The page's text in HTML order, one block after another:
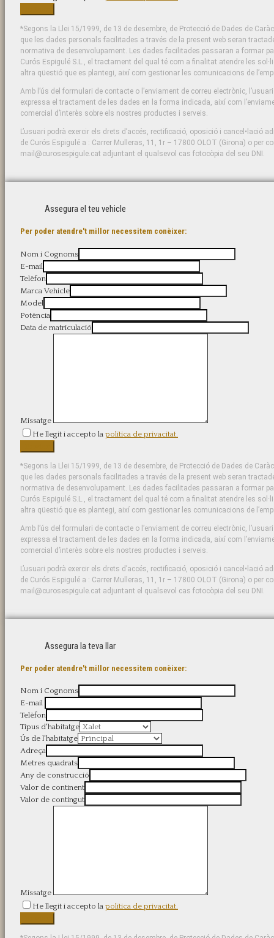
*Segons la Llei 15/1999, de 13 de desembre, de Protecció de Dades de
que les dades personals facilitades a través de la present web seran
normativa de desenvolupament. Les dades facilitades passaran a formar
Curós Espigulé S.L., el tractament del qual té com a finalitat atendre les
altra qüestió que es plantegi, així com gestionar les comunicacions de
Amb l’ús del formulari de contacte o l’enviament de correu electrònic,
expressa el tractament de les dades en la forma indicada, així com
comercial d’interès sobre els nostres productes i serveis.
L’usuari podrà exercir els drets d’accés, rectificació, oposició i cancel•lació
de Curós Espigulé a : Carrer Mulleras, 11, 1r – 17800 OLOT (Girona) o per
mail@curosespigule.cat adjuntant el qualsevol cas fotocòpia del seu DNI.
Assegura el teu vehicle
Per poder atendre't millor necessitem conèixer:
Nom i Cognoms
E-mail
Telèfon
Marca Vehicle
Model
Potència
Data de matriculació
Missatge
He llegit i accepto la política de privacitat.
*Segons la Llei 15/1999, de 13 de desembre, de Protecció de Dades de
que les dades personals facilitades a través de la present web seran
normativa de desenvolupament. Les dades facilitades passaran a formar
Curós Espigulé S.L., el tractament del qual té com a finalitat atendre les
altra qüestió que es plantegi, així com gestionar les comunicacions de
Amb l’ús del formulari de contacte o l’enviament de correu electrònic,
expressa el tractament de les dades en la forma indicada, així com
comercial d’interès sobre els nostres productes i serveis.
L’usuari podrà exercir els drets d’accés, rectificació, oposició i cancel•lació
de Curós Espigulé a : Carrer Mulleras, 11, 1r – 17800 OLOT (Girona) o per
mail@curosespigule.cat adjuntant el qualsevol cas fotocòpia del seu DNI.
Assegura la teva llar
Per poder atendre't millor necessitem conèixer:
Nom i Cognoms
E-mail
Telèfon
Tipus d'habitatge
Ús de l'habitatge
Adreça
Metres quadrats
Any de construcció
Valor de continent
Valor de contingut
Missatge
He llegit i accepto la política de privacitat.